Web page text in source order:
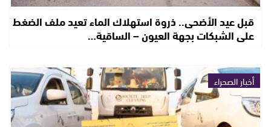
قبل عيد الأضحى.. ذروة استهلاك الماء تعيد ملف الضغط
على الشبكات بجهة العيون – الساقية…
أخبار الصحراء